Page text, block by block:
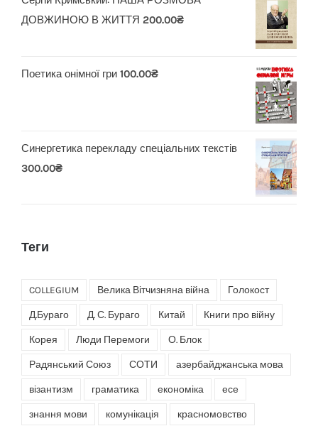
ДОВЖИНОЮ В ЖИТТЯ 200.00₴
Поетика онімної гри 100.00₴
Синергетика перекладу спеціальних текстів
300.00₴
Теги
COLLEGIUM Велика Вітчизняна війна Голокост
Д.Бураго Д. С. Бураго Китай Книги про війну
Корея Люди Перемоги О. Блок
Радянський Союз СОТИ азербайджанська мова
візантизм граматика економіка есе
знання мови комунікація красномовство